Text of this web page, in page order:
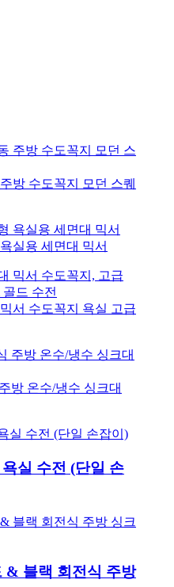
방 수도꼭지 모던 스퀘
실용 세면대 믹서
서 수도꼭지 욕실 고급
방 온수/냉수 싱크대
실 수전 (단일 손
& 블랙 회전식 주방